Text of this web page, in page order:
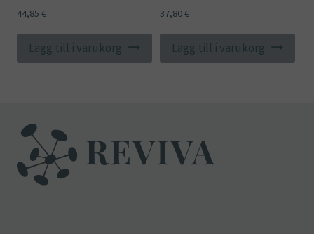
44,85 €
Lägg till i varukorg
37,80€
Lägg till i varukorg